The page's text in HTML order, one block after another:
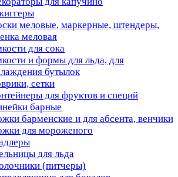
меловые, маркерные, штендеры,
меловая
для сока
и формы для льда, для
бутылок
сетки
для фруктов и специй
барные
барменские и для абсента, венчики
для мороженого
для льда
(питчеры)